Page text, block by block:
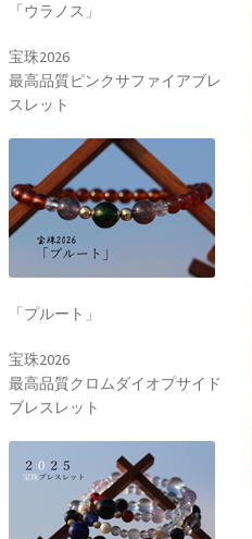
「ウラノス」
宝珠2026
最高品質ピンクサファイアブレ
スレット
「プルート」
宝珠2026
最高品質クロムダイオプサイド
ブレスレット